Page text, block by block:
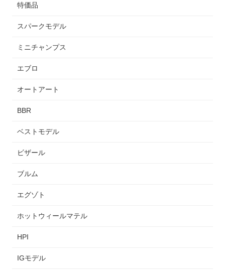
特価品
スパークモデル
ミニチャンプス
エブロ
オートアート
BBR
ベストモデル
ビザール
ブルム
エグゾト
ホットウィールマテル
HPI
IGモデル